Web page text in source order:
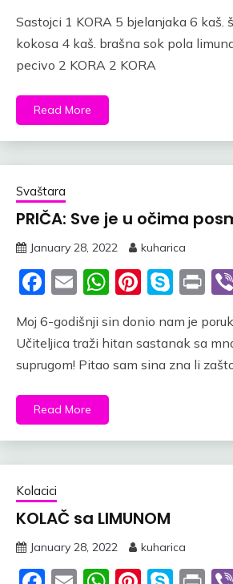
Sastojci 1 KORA 5 bjelanjaka 6 kaš.
kokosa 4 kaš. brašna sok pola
pecivo 2 KORA 2 KORA
Read More
Svaštara
PRIČA: Sve je u očima
January 28, 2022 kuharica
Facebook
Email
Moj 6-godišnji sin donio nam je
Učiteljica traži hitan sastanak sa
suprugom! Pitao sam sina zna li
Read More
Kolacici
KOLAČ sa LIMUNOM
January 28, 2022 kuharica